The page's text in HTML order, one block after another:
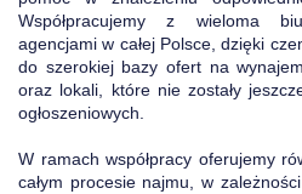
Współpracujemy z wieloma
agencjami w całej Polsce, dzięki
do szerokiej bazy ofert na
oraz lokali, które nie zostały
ogłoszeniowych.
W ramach współpracy oferujemy
całym procesie najmu, w